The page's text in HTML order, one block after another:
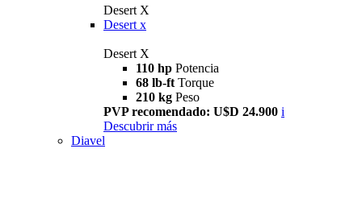
Desert X
Desert x
Desert X
110 hp Potencia
68 lb-ft Torque
210 kg Peso
PVP recomendado: U$D 24.900 i
Descubrir más
Diavel